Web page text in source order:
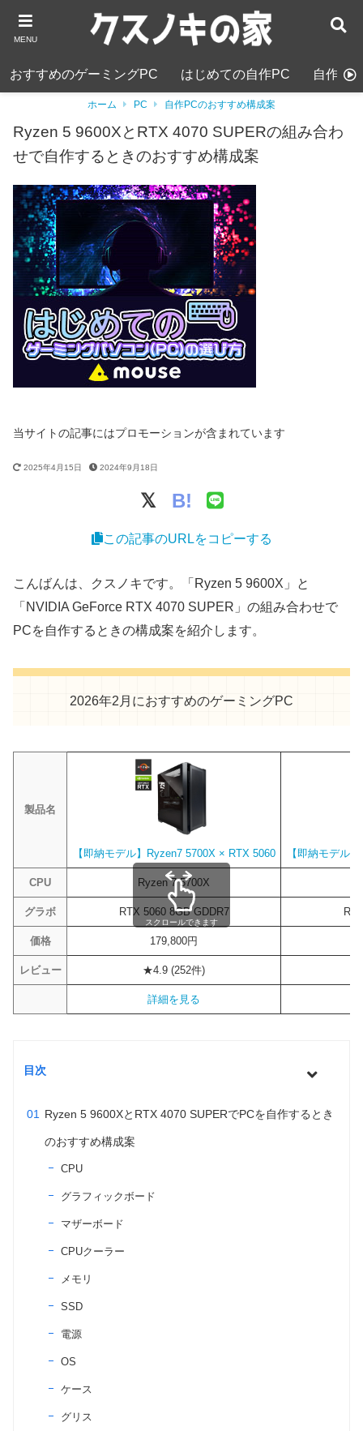
MENU
おすすめのゲーミングPC はじめての自作PC 自作PC
ホーム PC 自作PCのおすすめ構成案
Ryzen 5 9600XとRTX 4070 SUPERの組み合わ
せで自作するときのおすすめ構成案
2025年4月15日 2024年9月18日
当サイトの記事にはプロモーションが含まれています
B!
この記事のURLをコピーする
こんばんは、クスノキです。「Ryzen 5 9600X」と
「NVIDIA GeForce RTX 4070 SUPER」の組み合わせで
PCを自作するときの構成案を紹介します。
2026年2月におすすめのゲーミングPC
製品名
【即納モデル】Ryzen7 5700X × RTX 5060 【即納モデル
CPU Ryzen 7 5700X
グラボ RTX 5060 8GB GDDR7
価格 179,800円
レビュー ★4.9 (252件)
詳細を見る
スクロールできます
目次
Ryzen 5 9600XとRTX 4070 SUPERでPCを自作するとき
のおすすめ構成案
CPU
グラフィックボード
マザーボード
CPUクーラー
メモリ
SSD
電源
OS
ケース
グリス